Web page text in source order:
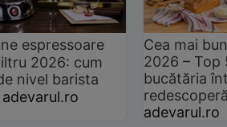
espressoare
2026: cum
nivel barista
adevarul.ro
Cea mai
2026 –
bucătăria
adevarul.ro